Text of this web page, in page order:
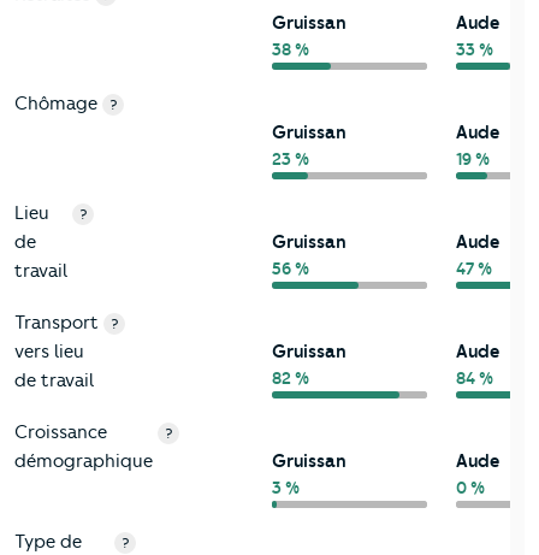
Gruissan
38 %
Aude
33 %
Chômage ?
Gruissan
23 %
Aude
19 %
Lieu
de
travail
?
Gruissan
56 %
Aude
47 %
Transport
vers lieu
de travail
?
Gruissan
82 %
Aude
84 %
Croissance
démographique
?
Gruissan
3 %
Aude
0 %
Type de
?